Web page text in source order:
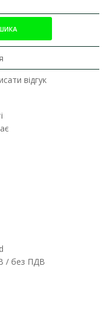
відгук
/ без ПДВ